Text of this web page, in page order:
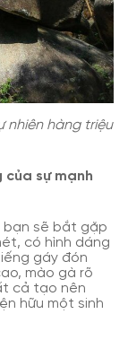
nhiên hàng triệu
sự mạnh
bạn sẽ bắt gặp
có hình dáng
gáy đón
mào gà rõ
cả tạo nên
hữu một sinh